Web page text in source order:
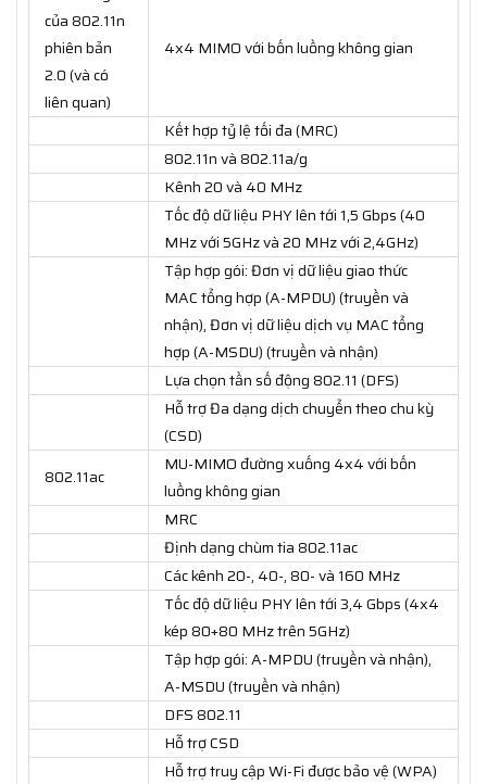
của 802.11n
phiên bản
2.0 (và có
liên quan)
4x4 MIMO với bốn luồng không gian
Kết hợp tỷ lệ tối đa (MRC)
802.11n và 802.11a/g
Kênh 20 và 40 MHz
Tốc độ dữ liệu PHY lên tới 1,5 Gbps (40
MHz với 5GHz và 20 MHz với 2,4GHz)
Tập hợp gói: Đơn vị dữ liệu giao thức
MAC tổng hợp (A-MPDU) (truyền và
nhận), Đơn vị dữ liệu dịch vụ MAC tổng
hợp (A-MSDU) (truyền và nhận)
Lựa chọn tần số động 802.11 (DFS)
Hỗ trợ Đa dạng dịch chuyển theo chu kỳ
(CSD)
802.11ac
MU-MIMO đường xuống 4x4 với bốn
luồng không gian
MRC
Định dạng chùm tia 802.11ac
Các kênh 20-, 40-, 80- và 160 MHz
Tốc độ dữ liệu PHY lên tới 3,4 Gbps (4x4
kép 80+80 MHz trên 5GHz)
Tập hợp gói: A-MPDU (truyền và nhận),
A-MSDU (truyền và nhận)
DFS 802.11
Hỗ trợ CSD
Hỗ trợ truy cập Wi-Fi được bảo vệ (WPA)